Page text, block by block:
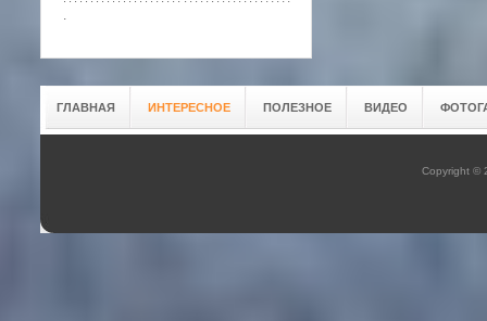
.
ГЛАВНАЯ ИНТЕРЕСНОЕ ПОЛЕЗНОЕ ВИДЕО
Copyright ©